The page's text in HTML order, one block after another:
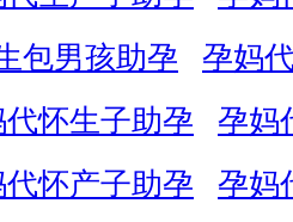
包男孩助孕
孕妈
怀生子助孕
孕妈
怀产子助孕
孕妈